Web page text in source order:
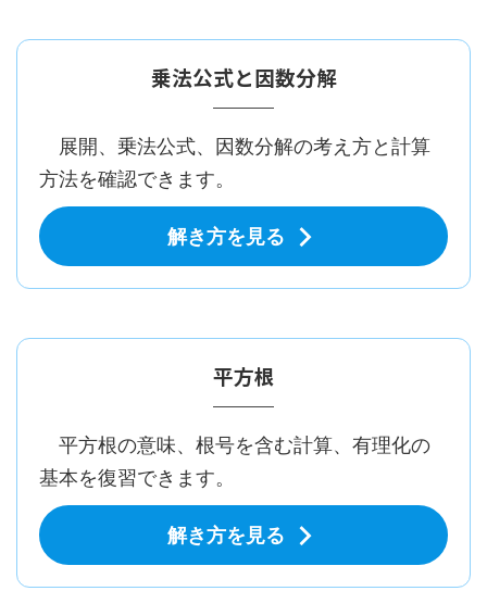
乗法公式と因数分解
展開、乗法公式、因数分解の考え方と計算
方法を確認できます。
解き方を見る
平方根
平方根の意味、根号を含む計算、有理化の
基本を復習できます。
解き方を見る